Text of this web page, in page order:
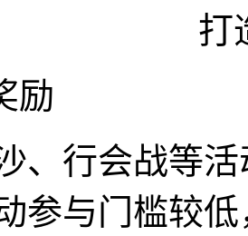
励
、行会战等
参与门槛较